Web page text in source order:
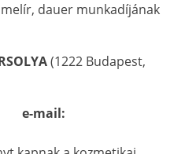
dauer munkadíjának
(1222 Budapest,
e-mail: